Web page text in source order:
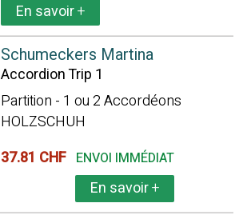
En savoir+
Schumeckers Martina
Accordion Trip 1
Partition - 1 ou 2 Accordéons
HOLZSCHUH
37.81 CHF ENVOI IMMÉDIAT
En savoir+